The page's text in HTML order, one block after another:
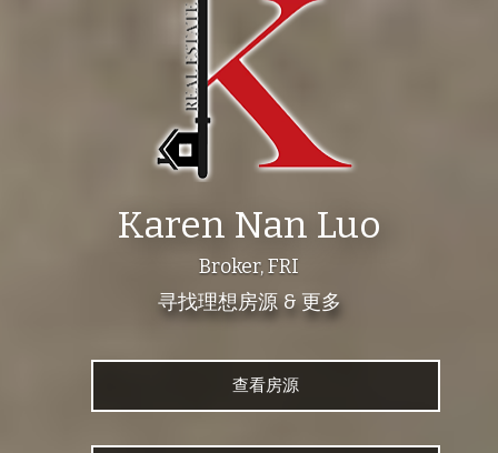
Karen Nan Luo
Broker, FRI
寻找理想房源 & 更多
查看房源